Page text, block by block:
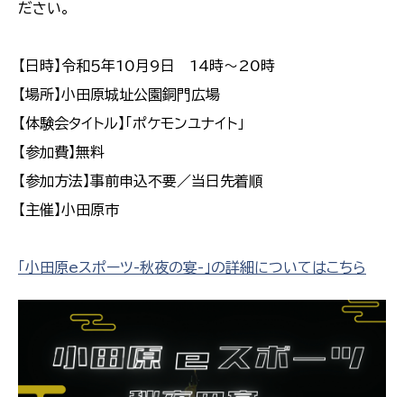
ださい。
【日時】令和５年10月9日 14時～20時
【場所】小田原城址公園銅門広場
【体験会タイトル】「ポケモンユナイト」
【参加費】無料
【参加方法】事前申込不要／当日先着順
【主催】小田原市
「小田原eスポーツ-秋夜の宴-」の詳細についてはこちら